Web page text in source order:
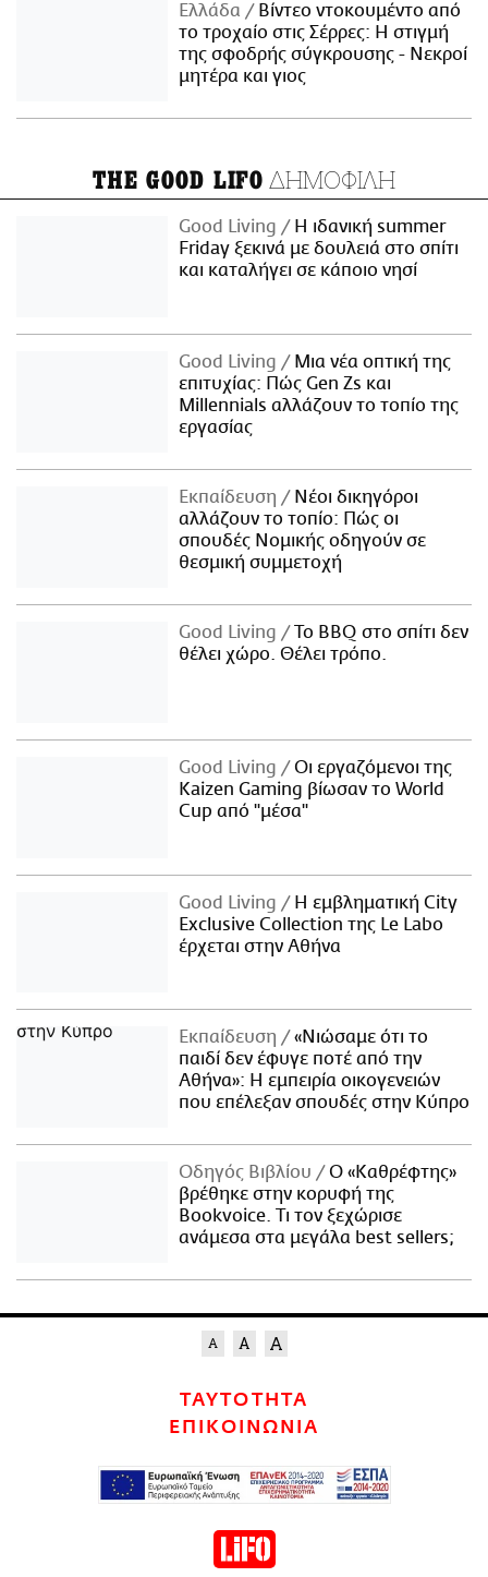
Ελλάδα
Βίντεο ντοκουμέντο από
το τροχαίο στις Σέρρες: Η στιγμή
της σφοδρής σύγκρουσης - Νεκροί
μητέρα και γιος
THE GOOD LIFO ΔΗΜΟΦΙΛΗ
Good Living
Η ιδανική summer
Friday ξεκινά με δουλειά στο σπίτι
και καταλήγει σε κάποιο νησί
Good Living
Μια νέα οπτική της
επιτυχίας: Πώς Gen Zs και
Millennials αλλάζουν το τοπίο της
εργασίας
Εκπαίδευση
Νέοι δικηγόροι
αλλάζουν το τοπίο: Πώς οι
σπουδές Νομικής οδηγούν σε
θεσμική συμμετοχή
Good Living
Το BBQ στο σπίτι δεν
θέλει χώρο. Θέλει τρόπο.
Good Living
Οι εργαζόμενοι της
Kaizen Gaming βίωσαν το World
Cup από "μέσα"
Good Living
Η εμβληματική City
Exclusive Collection της Le Labo
έρχεται στην Αθήνα
Εκπαίδευση
«Νιώσαμε ότι το
παιδί δεν έφυγε ποτέ από την
Αθήνα»: Η εμπειρία οικογενειών
που επέλεξαν σπουδές στην Κύπρο
Οδηγός Βιβλίου
Ο «Καθρέφτης»
βρέθηκε στην κορυφή της
Bookvoice. Τι τον ξεχώρισε
ανάμεσα στα μεγάλα best sellers;
ΤΑΥΤΟΤΗΤΑ
ΕΠΙΚΟΙΝΩΝΙΑ